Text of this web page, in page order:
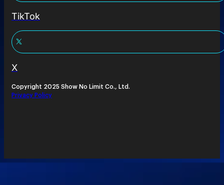
TikTok
X
Copyright 2025 Show No Limit Co., Ltd.
Privacy Policy